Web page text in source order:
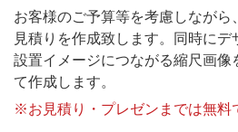
お客様のご予算等を考慮しながら
見積りを作成致します。同時にデ
設置イメージにつながる縮尺画像
て作成します。
※お見積り・プレゼンまでは無料